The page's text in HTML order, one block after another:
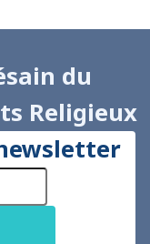
du
Religieux